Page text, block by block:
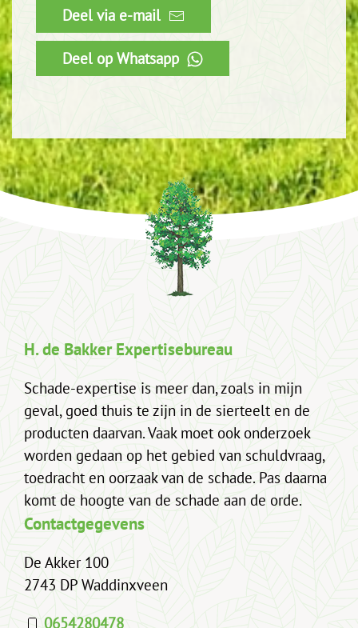
Deel via e-mail
Deel op Whatsapp
H. de Bakker Expertisebureau
Schade-expertise is meer dan, zoals in mijn
geval, goed thuis te zijn in de sierteelt en de
producten daarvan. Vaak moet ook onderzoek
worden gedaan op het gebied van schuldvraag,
toedracht en oorzaak van de schade. Pas daarna
komt de hoogte van de schade aan de orde.
Contactgegevens
De Akker 100
2743 DP Waddinxveen
0654280478